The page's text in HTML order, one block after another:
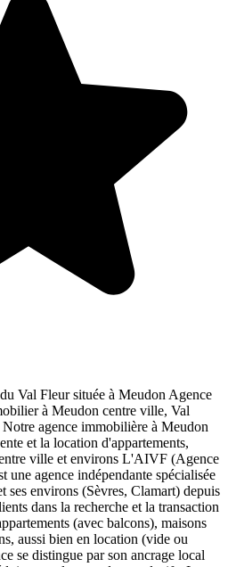
Val Fleur située à Meudon Agence
à Meudon centre ville, Val
agence immobilière à Meudon
et la location d'appartements,
ville et environs L'AIVF (Agence
agence indépendante spécialisée
ses environs (Sèvres, Clamart) depuis
dans la recherche et la transaction
(avec balcons), maisons
aussi bien en location (vide ou
se distingue par son ancrage local